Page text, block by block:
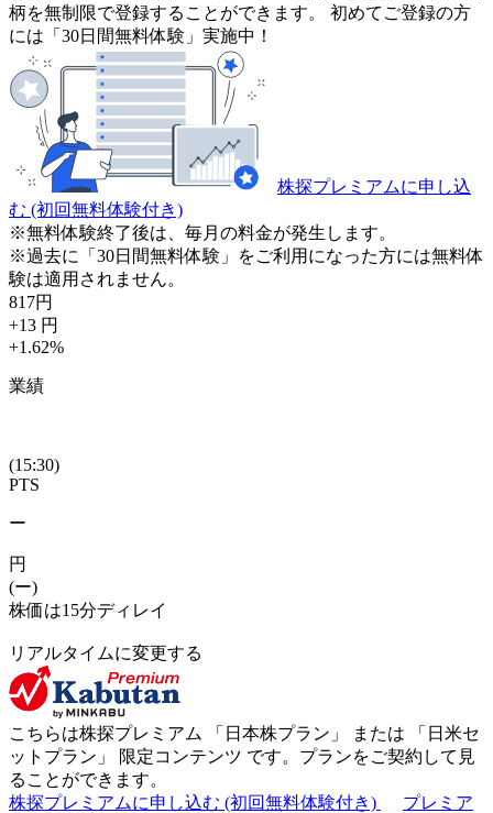
柄を無制限で登録することができます。 初めてご登録の方
には「30日間無料体験」実施中！
株探プレミアムに申し込
む (初回無料体験付き)
※無料体験終了後は、毎月の料金が発生します。
※過去に「30日間無料体験」をご利用になった方には無料体
験は適用されません。
817円
+13 円
+1.62%
業績
(15:30)
PTS
ー
円
(ー)
株価は15分ディレイ
リアルタイムに変更する
こちらは株探プレミアム 「 日本株プラン 」 または 「 日米セ
ットプラン 」 限定コンテンツ です。プランをご契約して見
ることができます。
株探プレミアムに申し込む (初回無料体験付き)
プレミア